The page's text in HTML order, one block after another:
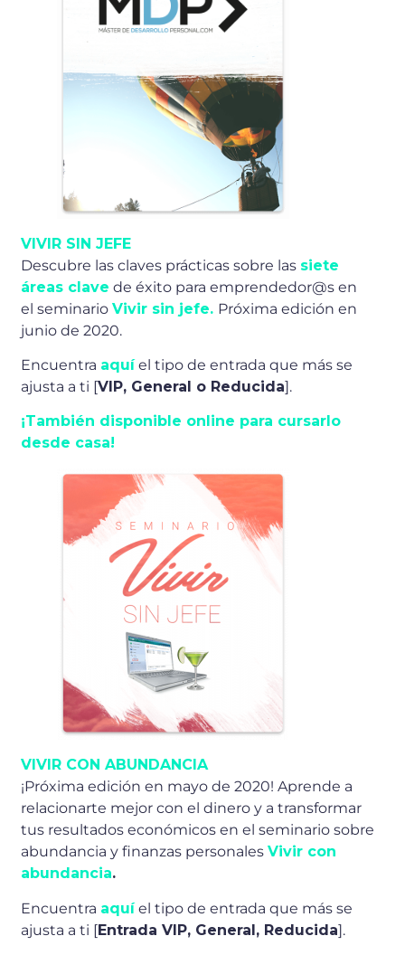
VIVIR SIN JEFE
Descubre las claves prácticas sobre las siete
áreas clave de éxito para emprendedor@s en
el seminarioVivir sin jefe. Próxima edición en
junio de 2020.
Encuentra aquíel tipo de entrada que más se
ajusta a ti [VIP, General o Reducida].
¡También disponible online para cursarlo
desde casa!
VIVIR CON ABUNDANCIA
¡Próxima edición en mayo de 2020! Aprende a
relacionarte mejor con el dinero y a transformar
tus resultados económicos en el seminario sobre
abundancia y finanzas personalesVivir con
abundancia.
Encuentra aquíel tipo de entrada que más se
ajusta a ti [Entrada VIP, General, Reducida].